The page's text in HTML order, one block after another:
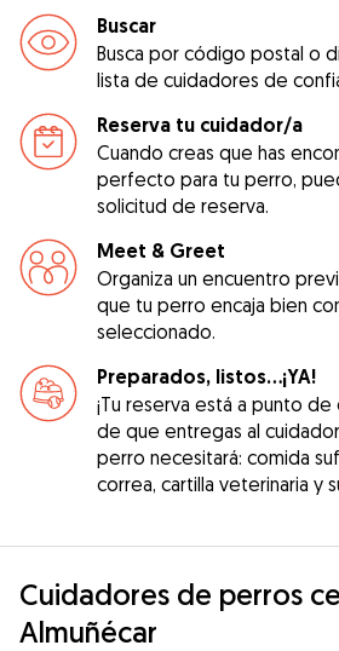
Buscar
Busca por código postal o
lista de cuidadores de
Reserva tu cuidador/a
Cuando creas que has
perfecto para tu perro,
solicitud de reserva.
Meet & Greet
Organiza un encuentro
que tu perro encaja bien
seleccionado.
Preparados, listos...¡YA!
¡Tu reserva está a punto
de que entregas al
perro necesitará: comida
correa, cartilla veterinaria y
Cuidadores de perros
Almuñécar